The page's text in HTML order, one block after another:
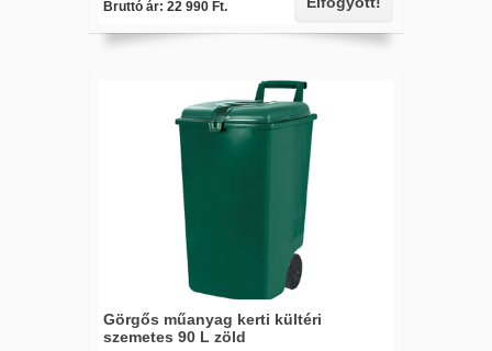
Bruttó ár: 22 990 Ft.
Görgős műanyag kerti kültéri
szemetes 90 L zöld